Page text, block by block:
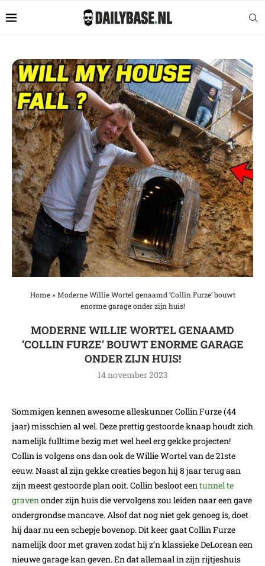
Home» Moderne Willie Wortel genaamd ‘Collin Furze’ bouwt
enorme garage onder zijn huis!
MODERNE WILLIE WORTEL GENAAMD
‘COLLIN FURZE’ BOUWT ENORME GARAGE
ONDER ZIJN HUIS!
14 november 2023
Sommigen kennen awesome alleskunner Collin Furze (44
jaar) misschien al wel. Deze prettig gestoorde knaap houdt zich
namelijk fulltime bezig met wel heel erg gekke projecten!
Collin is volgens ons dan ook de Willie Wortel van de 21ste
eeuw. Naast al zijn gekke creaties begon hij 8 jaar terug aan
zijn meest gestoorde plan ooit. Collin besloot eentunnel te
gravenonder zijn huis die vervolgens zou leiden naar een gave
ondergrondse mancave. Alsof dat nog niet gek genoeg is, doet
hij daar nu een schepje bovenop. Dit keer gaat Collin Furze
namelijk door met graven zodat hij z’n klassieke DeLorean een
nieuwe garage kan geven. En dat allemaal in zijn rijtjeshuis